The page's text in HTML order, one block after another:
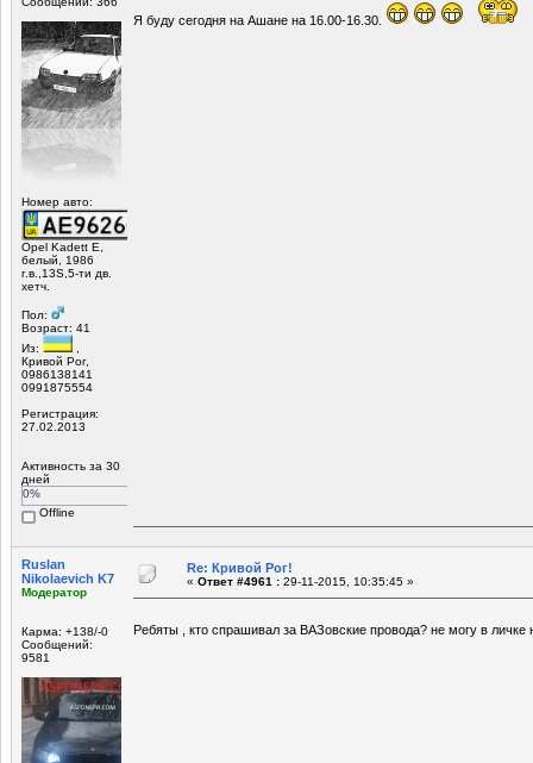
Номер авто:
Opel Kadett E,
белый, 1986
г.в.,13S,5-ти дв.
хетч.
Пол:
Возраст: 41
Из:
,
Кривой Рог,
0986138141
0991875554
Регистрация:
27.02.2013
Активность за 30
дней
0%
Offline
Я буду сегодня на Ашане на 16.00-16.30.
Ruslan
Nikolaevich K7
Модератор
Карма: +138/-0
Сообщений:
9581
Re: Кривой Рог!
« Ответ #4961 : 29-11-2015, 10:35:45 »
Ребяты , кто спрашивал за ВАЗовские провода? не могу в личке